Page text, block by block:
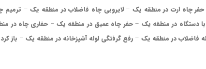
حفر چاه ارت در منطقه یک –لایروبی چاه فاضلاب در منطقه یک– ترمیم
در منطقه یک –حفر چاه عمیق در منطقه یک – حفاری چاه در
فاضلاب در منطقه یک – رفع گرفتگی لوله آشپزخانه در منطقه یک – باز